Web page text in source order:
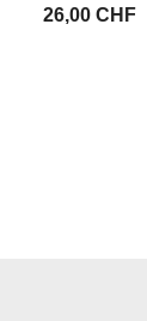
26,00 CHF